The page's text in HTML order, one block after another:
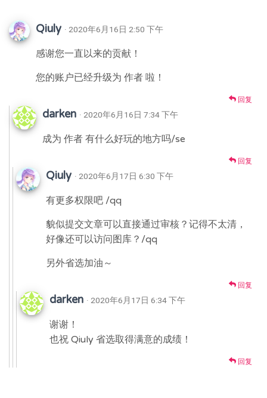
Qiuly · 2020年6月16日 2:50 下午
感谢您一直以来的贡献！
您的账户已经升级为 作者 啦！
回复
darken · 2020年6月16日 7:34 下午
成为 作者 有什么好玩的地方吗/se
回复
Qiuly · 2020年6月17日 6:30 下午
有更多权限吧 /qq
貌似提交文章可以直接通过审核？记得不太清，
好像还可以访问图库？/qq
另外省选加油～
回复
darken · 2020年6月17日 6:34 下午
谢谢！
也祝 Qiuly 省选取得满意的成绩！
回复